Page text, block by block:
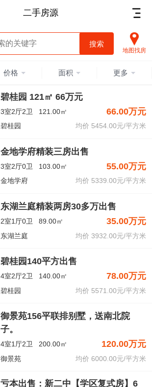
二手房源
地图找房
价格 面积 更多
碧桂园 121㎡ 66万元
3室2厅2卫 121.00㎡ 66.00万元
碧桂园 均价 5454.00元/平方米
金地学府精装三房出售
3室2厅0卫 103.00㎡ 55.00万元
金地学府 均价 5339.00元/平方米
东湖兰庭精装两房30多万出售
2室1厅0卫 89.00㎡ 35.00万元
东湖兰庭 均价 3932.00元/平方米
碧桂园140平方出售
4室2厅2卫 140.00㎡ 78.00万元
​碧桂园 均价 5571.00元/平方米
御景苑156平联排别墅，送南北院
子。
4室1厅2卫 200.00㎡ 120.00万元
御景苑 均价 6000.00元/平方米
亏本出售：新二中【学区复式房】6